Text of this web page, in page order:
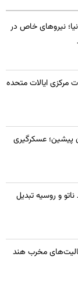
نیروهای خاص در
مرکزی ایالات متحده
پیشین؛ عسکرگیری
و روسیه تبدیل
مخرب هند